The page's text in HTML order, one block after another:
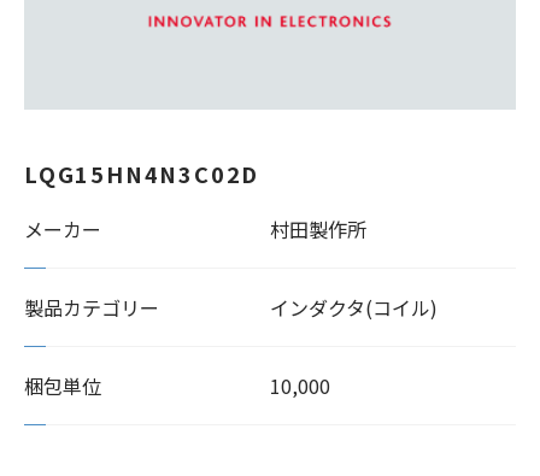
LQG15HN4N3C02D
メーカー 村田製作所
製品カテゴリー インダクタ(コイル)
梱包単位 10,000